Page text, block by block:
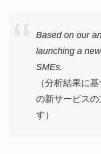
Based on our
launching a
SMEs.
（分析結果に
の新サービス
す）